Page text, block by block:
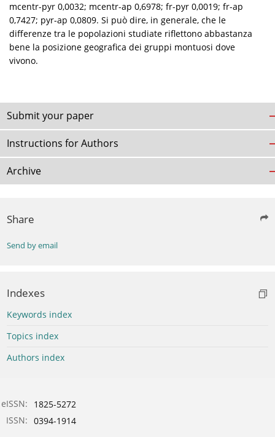
mcentr-pyr 0,0032; mcentr-ap 0,6978; fr-pyr 0,0019; fr-ap
0,7427; pyr-ap 0,0809. Si può dire, in generale, che le
differenze tra le popolazioni studiate riflettono abbastanza
bene la posizione geografica dei gruppi montuosi dove
vivono.
Submit your paper
Instructions for Authors
Archive
Share
Send by email
Indexes
Keywords index
Topics index
Authors index
eISSN:
1825-5272
ISSN: 0394-1914